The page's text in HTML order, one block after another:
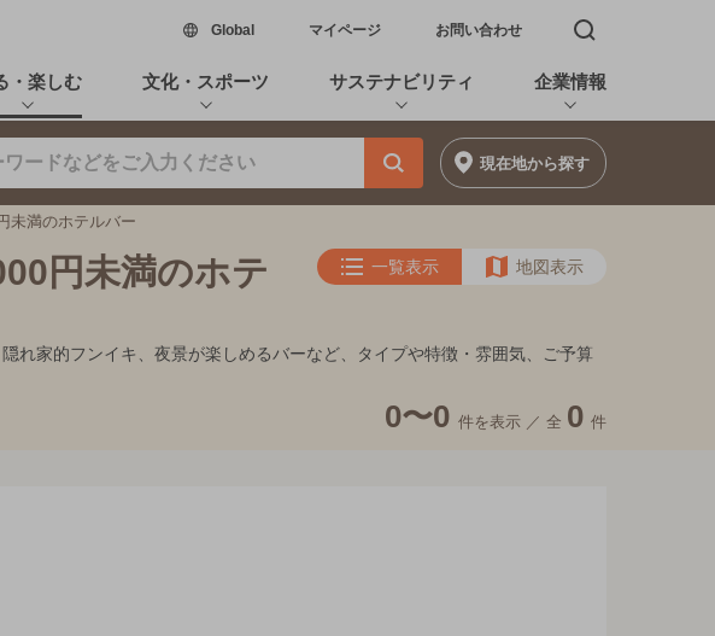
Global新しいウィンドウで開く
マイページ お問い合わせ 検索窓を開く
・楽しむ 文化・スポーツ サステナビリティ 企業情報
現在地から探す
未満のホテルバー
円未満のホテ
一覧表示 地図表示
れ家的フンイキ、夜景が楽しめるバーなど、タイプや特徴・雰囲気、ご予算
0〜0 件を表示 ／ 全 0 件